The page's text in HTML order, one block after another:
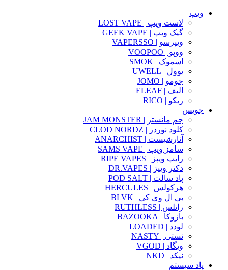
ویپ
لاست ویپ | LOST VAPE
گیک ویپ | GEEK VAPE
ویپرسو | VAPERSSO
ووپو | VOOPOO
اسموک | SMOK
یوول | UWELL
جومو | JOMO
الیف | ELEAF
ریکو | RICO
جویس
جم مانستر | JAM MONSTER
کلود نوردز | CLOD NORDZ
آنارشیست | ANARCHIST
سامز ویپ | SAMS VAPE
رایپ ویپز | RIPE VAPES
دکتر ویپز | DR.VAPES
پاد سالت | POD SALT
هرکولس | HERCULES
بی ال وی کی | BLVK
راتلس | RUTHLESS
بازوکا | BAZOOKA
لودد | LOADED
نستی | NASTY
ویگاد | VGOD
نیکد | NKD
پاد سیستم